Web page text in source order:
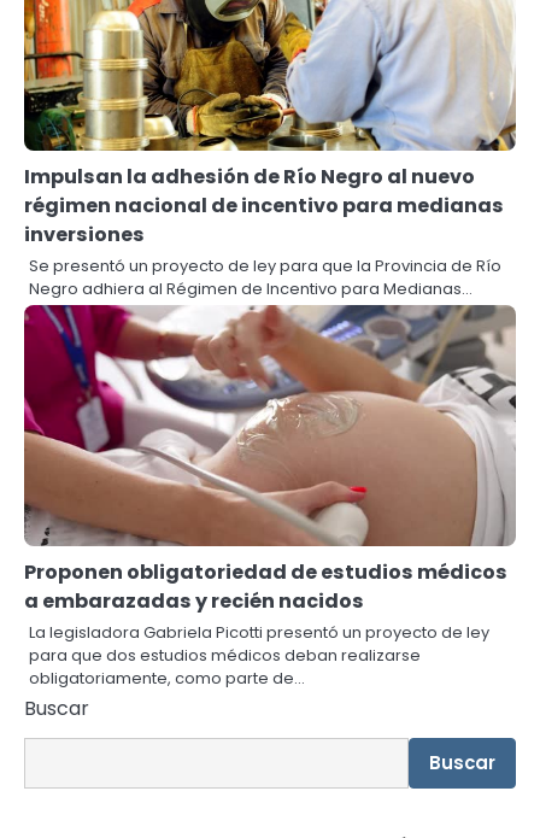
Impulsan la adhesión de Río Negro al nuevo
régimen nacional de incentivo para medianas
inversiones
Se presentó un proyecto de ley para que la Provincia de Río
Negro adhiera al Régimen de Incentivo para Medianas…
Proponen obligatoriedad de estudios médicos
a embarazadas y recién nacidos
La legisladora Gabriela Picotti presentó un proyecto de ley
para que dos estudios médicos deban realizarse
obligatoriamente, como parte de…
Buscar
Buscar